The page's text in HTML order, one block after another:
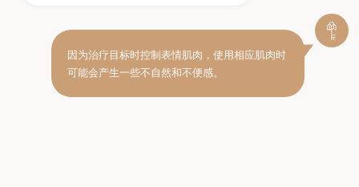
因为治疗目标时控制表情肌肉，使用相应肌肉时
可能会产生一些不自然和不便感。